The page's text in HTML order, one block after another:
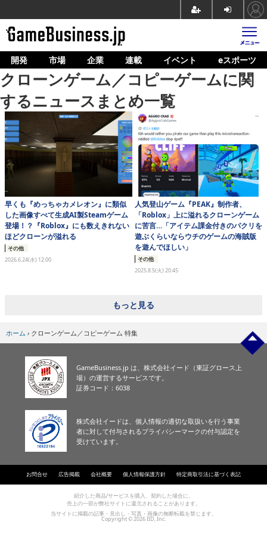
ホーム
ゲーム開発
市場
マネタイズ
企業動向
産業政策
連載
イベント/セミナー
開発 市場 企業 連載 イベント eスポーツ
クローンゲーム／コピーゲームに関
するニュースまとめ一覧
早くも『めっちゃカメレオン』に類似
した画像すべて生成AI製Steamゲーム
登場！？『Roblox』にも数えきれない
ほどクローンが溢れる
その他
2026.6.24(水) 12:00
人気登山ゲーム『PEAK』制作者、
「Roblox」上に溢れるクローンゲーム
に苦言…「アイテム課金付きのパクリを
遊ぶくらいならウチのゲームの海賊版
を遊んでほしい」
その他
2025.8.5(火) 20:45
もっと見る
ホーム › クローンゲーム／コピーゲーム 特集
GameBusiness.jp は、株式会社イード（東証グロース上
場）の運営するサービスです。
証券コード：6038
株式会社イードは、個人情報の適切な取扱いを行う事業
者に対して付与されるプライバシーマークの付与認定を
受けています。
お問合せ 広告掲載 会社概要 個人情報保護方針 特定商取引法に基づく表記
紹介した商品/サービスを購入、契約した場合に、
売上の一部が弊社サイトに還元されることがあります。
当サイトに掲載の記事・見出し・写真・画像の無断転載を禁じます。
Copyright © 2026 IID, Inc.